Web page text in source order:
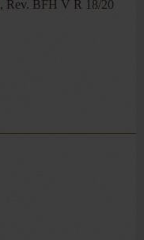
, Rev. BFH V R 18/20